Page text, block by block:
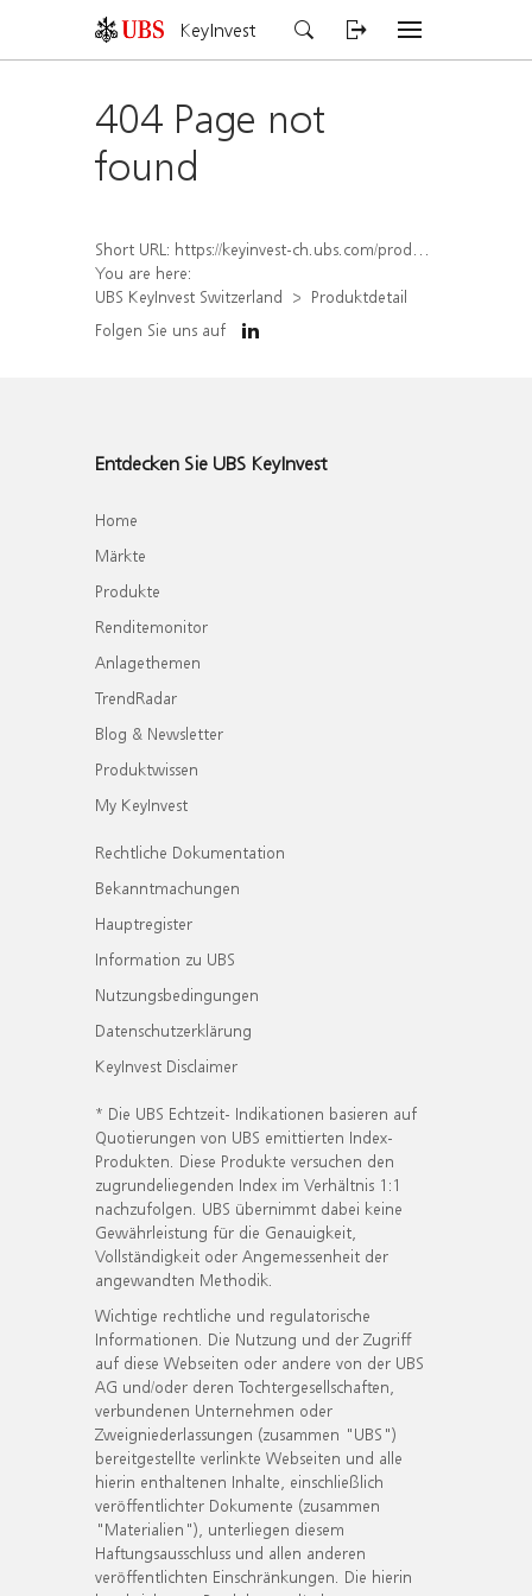
KeyInvest
404 Page not
found
Short URL: https://keyinvest-ch.ubs.com/produkt/detail/index/isin/CH1570357967
You are here:
UBS KeyInvest Switzerland
Produktdetail
Folgen Sie uns auf
Entdecken Sie UBS KeyInvest
Home
Märkte
Produkte
Renditemonitor
Anlagethemen
TrendRadar
Blog & Newsletter
Produktwissen
My KeyInvest
Rechtliche Dokumentation
Bekanntmachungen
Hauptregister
Information zu UBS
Nutzungsbedingungen
Datenschutzerklärung
KeyInvest Disclaimer
* Die UBS Echtzeit- Indikationen basieren auf
Quotierungen von UBS emittierten Index-
Produkten. Diese Produkte versuchen den
zugrundeliegenden Index im Verhältnis 1:1
nachzufolgen. UBS übernimmt dabei keine
Gewährleistung für die Genauigkeit,
Vollständigkeit oder Angemessenheit der
angewandten Methodik.
Wichtige rechtliche und regulatorische
Informationen. Die Nutzung und der Zugriff
auf diese Webseiten oder andere von der UBS
AG und/oder deren Tochtergesellschaften,
verbundenen Unternehmen oder
Zweigniederlassungen (zusammen "UBS")
bereitgestellte verlinkte Webseiten und alle
hierin enthaltenen Inhalte, einschließlich
veröffentlichter Dokumente (zusammen
"Materialien"), unterliegen diesem
Haftungsausschluss und allen anderen
veröffentlichten Einschränkungen. Die hierin